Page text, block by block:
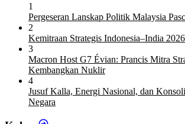
1
Pergeseran Lanskap Politik Malaysia
2
Kemitraan Strategis Indonesia–India 2026
3
Macron Host G7 Évian: Prancis Mitra
Kembangkan Nuklir
4
Jusuf Kalla, Energi Nasional, dan
Negara